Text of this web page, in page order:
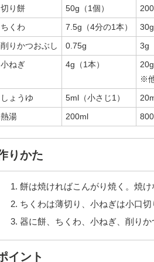
切り餅
50g（1個）
ちくわ
7.5g（4分の1本）
30g
削りかつおぶし
0.75g
3g
小ねぎ
4g（1本）
※
しょうゆ
5ml（小さじ1）
熱湯
200ml
りかた
餅は焼ければこんがり焼く。焼け
ちくわは薄切り、小ねぎは小口切
器に餅、ちくわ、小ねぎ、削りか
イント